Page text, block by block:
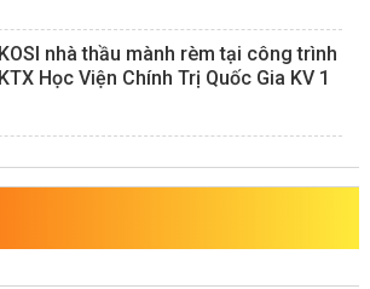
KOSI nhà thầu mành rèm tại công trình
KTX Học Viện Chính Trị Quốc Gia KV 1